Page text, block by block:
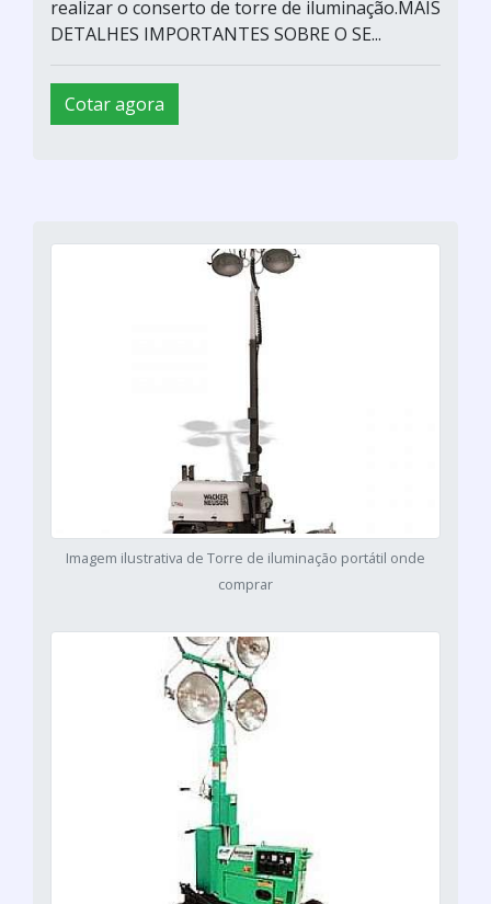
realizar o conserto de torre de iluminação.MAIS
DETALHES IMPORTANTES SOBRE O SE...
Cotar agora
Imagem ilustrativa de Torre de iluminação portátil onde
comprar